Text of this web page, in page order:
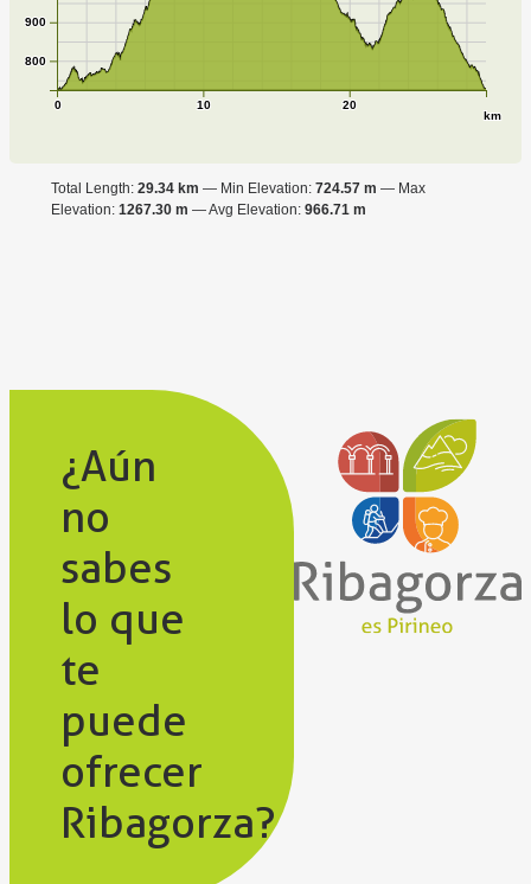
0 10 20
km
800
900
Total Length: 29.34 km Min Elevation: 724.57 m
Max
Elevation: 1267.30 m Avg Elevation: 966.71 m
¿Aún
no
sabes
lo que
te
puede
ofrecer
Ribagorza?